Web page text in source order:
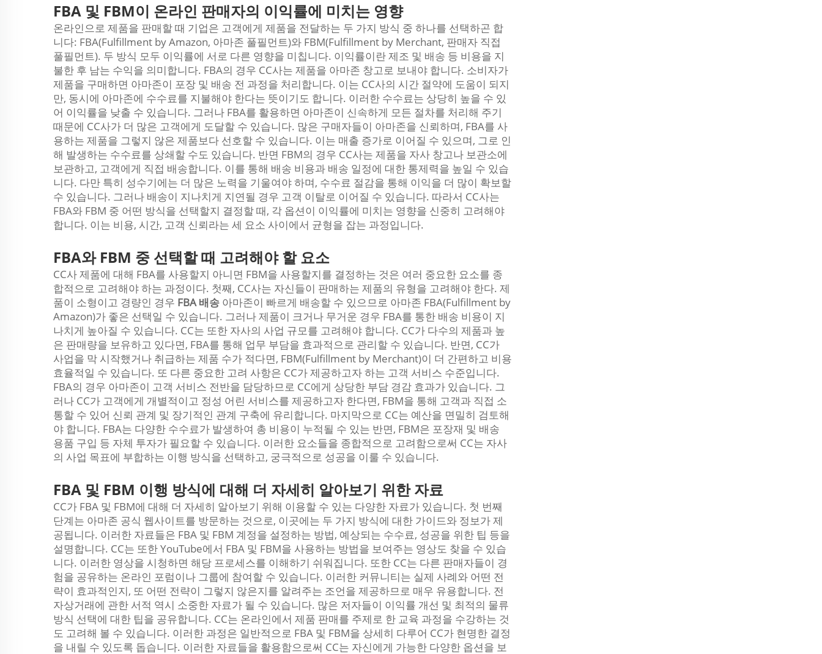
FBA 및 FBM이 온라인 판매자의 이익률에 미치는 영향
온라인으로 제품을 판매할 때 기업은 고객에게 제품을 전달하는 두 가지 방식 중 하나를 선택하곤 합
니다: FBA(Fulfillment by Amazon, 아마존 풀필먼트)와 FBM(Fulfillment by Merchant, 판매자 직접
풀필먼트). 두 방식 모두 이익률에 서로 다른 영향을 미칩니다. 이익률이란 제조 및 배송 등 비용을 지
불한 후 남는 수익을 의미합니다. FBA의 경우 CC사는 제품을 아마존 창고로 보내야 합니다. 소비자가
제품을 구매하면 아마존이 포장 및 배송 전 과정을 처리합니다. 이는 CC사의 시간 절약에 도움이 되지
만, 동시에 아마존에 수수료를 지불해야 한다는 뜻이기도 합니다. 이러한 수수료는 상당히 높을 수 있
어 이익률을 낮출 수 있습니다. 그러나 FBA를 활용하면 아마존이 신속하게 모든 절차를 처리해 주기
때문에 CC사가 더 많은 고객에게 도달할 수 있습니다. 많은 구매자들이 아마존을 신뢰하며, FBA를 사
용하는 제품을 그렇지 않은 제품보다 선호할 수 있습니다. 이는 매출 증가로 이어질 수 있으며, 그로 인
해 발생하는 수수료를 상쇄할 수도 있습니다. 반면 FBM의 경우 CC사는 제품을 자사 창고나 보관소에
보관하고, 고객에게 직접 배송합니다. 이를 통해 배송 비용과 배송 일정에 대한 통제력을 높일 수 있습
니다. 다만 특히 성수기에는 더 많은 노력을 기울여야 하며, 수수료 절감을 통해 이익을 더 많이 확보할
수 있습니다. 그러나 배송이 지나치게 지연될 경우 고객 이탈로 이어질 수 있습니다. 따라서 CC사는
FBA와 FBM 중 어떤 방식을 선택할지 결정할 때, 각 옵션이 이익률에 미치는 영향을 신중히 고려해야
합니다. 이는 비용, 시간, 고객 신뢰라는 세 요소 사이에서 균형을 잡는 과정입니다.
FBA와 FBM 중 선택할 때 고려해야 할 요소
CC사 제품에 대해 FBA를 사용할지 아니면 FBM을 사용할지를 결정하는 것은 여러 중요한 요소를 종
합적으로 고려해야 하는 과정이다. 첫째, CC사는 자신들이 판매하는 제품의 유형을 고려해야 한다. 제
품이 소형이고 경량인 경우 FBA 배송 아마존이 빠르게 배송할 수 있으므로 아마존 FBA(Fulfillment by
Amazon)가 좋은 선택일 수 있습니다. 그러나 제품이 크거나 무거운 경우 FBA를 통한 배송 비용이 지
나치게 높아질 수 있습니다. CC는 또한 자사의 사업 규모를 고려해야 합니다. CC가 다수의 제품과 높
은 판매량을 보유하고 있다면, FBA를 통해 업무 부담을 효과적으로 관리할 수 있습니다. 반면, CC가
사업을 막 시작했거나 취급하는 제품 수가 적다면, FBM(Fulfillment by Merchant)이 더 간편하고 비용
효율적일 수 있습니다. 또 다른 중요한 고려 사항은 CC가 제공하고자 하는 고객 서비스 수준입니다.
FBA의 경우 아마존이 고객 서비스 전반을 담당하므로 CC에게 상당한 부담 경감 효과가 있습니다. 그
러나 CC가 고객에게 개별적이고 정성 어린 서비스를 제공하고자 한다면, FBM을 통해 고객과 직접 소
통할 수 있어 신뢰 관계 및 장기적인 관계 구축에 유리합니다. 마지막으로 CC는 예산을 면밀히 검토해
야 합니다. FBA는 다양한 수수료가 발생하여 총 비용이 누적될 수 있는 반면, FBM은 포장재 및 배송
용품 구입 등 자체 투자가 필요할 수 있습니다. 이러한 요소들을 종합적으로 고려함으로써 CC는 자사
의 사업 목표에 부합하는 이행 방식을 선택하고, 궁극적으로 성공을 이룰 수 있습니다.
FBA 및 FBM 이행 방식에 대해 더 자세히 알아보기 위한 자료
CC가 FBA 및 FBM에 대해 더 자세히 알아보기 위해 이용할 수 있는 다양한 자료가 있습니다. 첫 번째
단계는 아마존 공식 웹사이트를 방문하는 것으로, 이곳에는 두 가지 방식에 대한 가이드와 정보가 제
공됩니다. 이러한 자료들은 FBA 및 FBM 계정을 설정하는 방법, 예상되는 수수료, 성공을 위한 팁 등을
설명합니다. CC는 또한 YouTube에서 FBA 및 FBM을 사용하는 방법을 보여주는 영상도 찾을 수 있습
니다. 이러한 영상을 시청하면 해당 프로세스를 이해하기 쉬워집니다. 또한 CC는 다른 판매자들이 경
험을 공유하는 온라인 포럼이나 그룹에 참여할 수 있습니다. 이러한 커뮤니티는 실제 사례와 어떤 전
략이 효과적인지, 또 어떤 전략이 그렇지 않은지를 알려주는 조언을 제공하므로 매우 유용합니다. 전
자상거래에 관한 서적 역시 소중한 자료가 될 수 있습니다. 많은 저자들이 이익률 개선 및 최적의 물류
방식 선택에 대한 팁을 공유합니다. CC는 온라인에서 제품 판매를 주제로 한 교육 과정을 수강하는 것
도 고려해 볼 수 있습니다. 이러한 과정은 일반적으로 FBA 및 FBM을 상세히 다루어 CC가 현명한 결정
을 내릴 수 있도록 돕습니다. 이러한 자료들을 활용함으로써 CC는 자신에게 가능한 다양한 옵션을 보